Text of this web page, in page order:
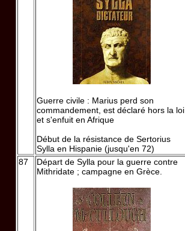
Guerre civile : Marius perd son
commandement, est déclaré hors la loi
et s'enfuit en Afrique
Début de la résistance de Sertorius
Sylla en Hispanie (jusqu'en 72)
87
Départ de Sylla pour la guerre contre
Mithridate ; campagne en Grèce.